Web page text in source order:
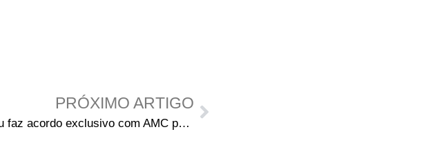
PRÓXIMO ARTIGO
Hulu faz acordo exclusivo com AMC para exibir Fear The Walking Dead